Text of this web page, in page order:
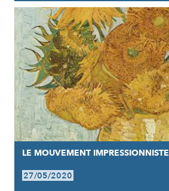
LE MOUVEMENT IMPRESSIONNISTE
27/05/2020